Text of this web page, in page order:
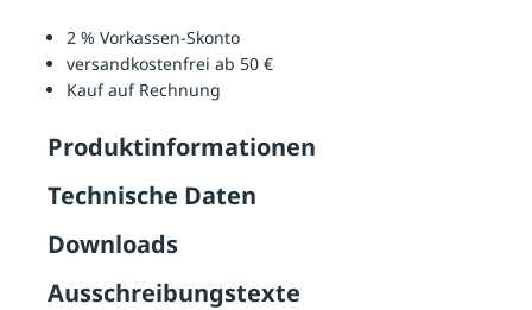
2 % Vorkassen-Skonto
versandkostenfrei ab 50 €
Kauf auf Rechnung
Produktinformationen
Technische Daten
Downloads
Ausschreibungstexte